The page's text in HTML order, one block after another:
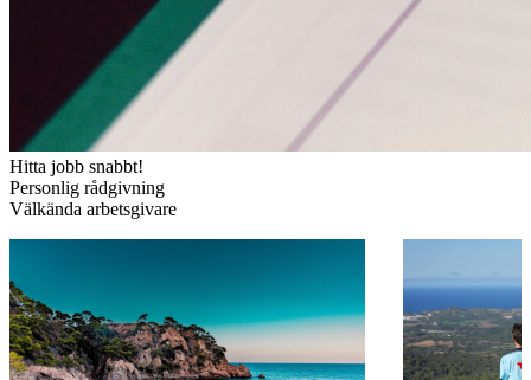
Hitta jobb snabbt!
Personlig rådgivning
Välkända arbetsgivare